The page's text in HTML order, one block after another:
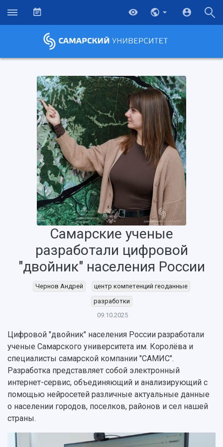
НАЗАД
Об университете
История
Ключевые факты
Руководство
Новости
Главные новости
Бортжурнал
Объявления
События
СМИ об университете
Образование
Почему я выбираю Самарский университет?
Абитуриенту
Бакалавриат и специалитет
Магистратура
Аспирантура
Научно-исследовательская деятельность
Основные научные направления
Научные школы и ведущие научные коллективы
Диссертационные советы
Подготовка научных кадров
Конкурс на замещение должностей научных
Самарские ученые
разработали цифровой
"двойник" населения России
Чернов Андрей
центр компетенций геоданные
разработки
09.10.2025
Цифровой "двойник" населения России разработали
ученые Самарского университета им. Королёва и
специалисты самарской компании "САМИС".
Разработка представляет собой электронный
интернет-сервис, объединяющий и анализирующий с
помощью нейросетей различные актуальные данные
о населении городов, поселков, районов и сел нашей
страны.